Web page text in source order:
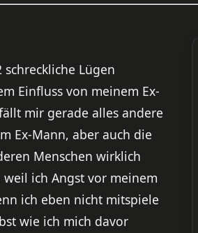
Lügen
Einfluss von meinem Ex-
mir gerade alles andere
Ex-Mann, aber auch die
Menschen wirklich
ich Angst vor meinem
ich eben nicht mitspiele
wie ich mich davor